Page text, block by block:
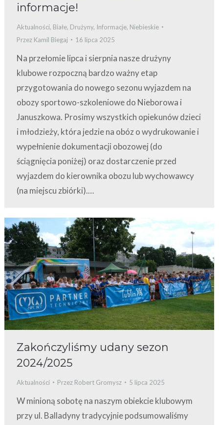
informacje!
Aktualności, Białe, Drużyny, Informacje, Niebieskie
Przez Kamil Biegaj 16 lipca 2025
Na przełomie lipca i sierpnia nasze drużyny
klubowe rozpoczną bardzo ważny etap
przygotowania do nowego sezonu wyjazdem na
obozy sportowo-szkoleniowe do Nieborowa i
Januszkowa. Prosimy wszystkich opiekunów dzieci
i młodzieży, która jedzie na obóz o wydrukowanie i
wypełnienie dokumentacji obozowej (do
ściągnięcia poniżej) oraz dostarczenie przed
wyjazdem do kierownika obozu lub wychowawcy
(na miejscu zbiórki).…
Zakończyliśmy udany sezon
2024/2025
Aktualności Przez Robert Gromysz 5 lipca 2025
W minioną sobotę na naszym obiekcie klubowym
przy ul. Balladyny tradycyjnie podsumowaliśmy